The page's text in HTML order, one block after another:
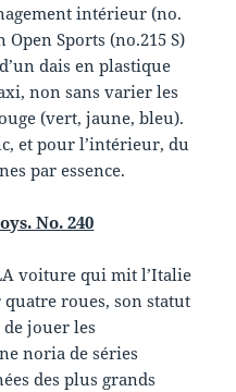
intérieur (no.
Open Sports (no.215 S)
dais en plastique
non sans varier les
(vert, jaune, bleu).
et pour l’intérieur, du
par essence.
No. 240
voiture qui mit l’Italie
roues, son statut
de jouer les
noria de séries
des plus grands